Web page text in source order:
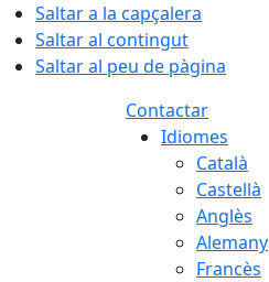
Saltar a la capçalera
Saltar al contingut
Saltar al peu de pàgina
Contactar
Idiomes
Català
Castellà
Anglès
Alemany
Francès